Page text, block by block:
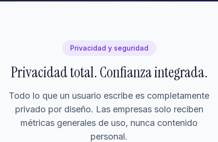
Privacidad y seguridad
Privacidad total. Confianza integrada.
Todo lo que un usuario escribe es completamente
privado por diseño. Las empresas solo reciben
métricas generales de uso, nunca contenido
personal.